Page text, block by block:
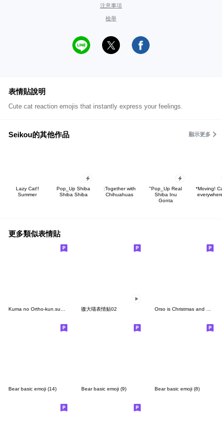
注意事項
檢舉
表情貼說明
Cute cat reaction emojis that instantly express your feelings.
Seikou的其他作品 顯示更多
Lazy Cat!!
Summer
Pop_Up Shiba
Shiba Shiba
:Together with
Chihuahuas
"Pop_Up Real
Shiba Inu
Gonta
*Moving!
更多類似表情貼
嗷大喵表情贴02
Bear basic emoji (14) Bear basic emoji (9) Bear basic emoji (8)